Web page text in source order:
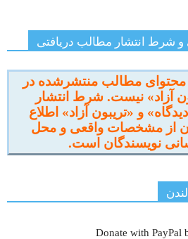
شرط انتشار مطالب دریافتی
مطالب منتشرشده در
آزاد» نیست. شرط انتشار
و «تریبون آزاد» اطلاع
از مشخصات واقعی و محل
نویسندگان است.